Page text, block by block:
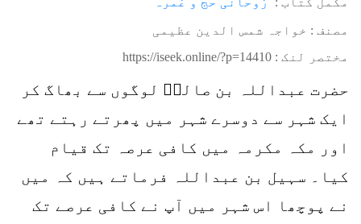
مصنف : خواجہ شمس الدین عظیمی
مختصر لنک : https://iseek.online/?p=14410
حضرت عبداللہ بن صالحؒ لوگوں سے بھاگ کر
ایک شہر سے دوسرے شہر میں پھرتے رہتے تھے
اور مکہ مکرمہ میں کافی عرصہ تک قیام
کیا۔ سہیل بن عبداللہ فرماتے ہیں کہ میں
نے پوچھا اس شہر میں آپ نے کافی عرصے تک